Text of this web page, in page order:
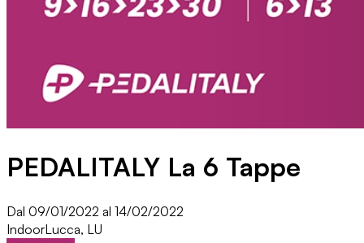
PEDALITALY La 6 Tappe
Dal 09/01/2022 al 14/02/2022
IndoorLucca, LU